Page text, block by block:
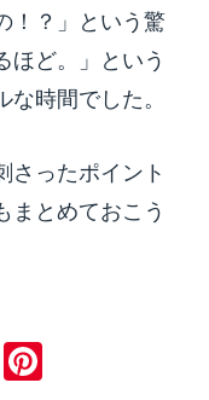
！？」という驚
ほど。」という
時間でした。
さったポイント
まとめておこう
ト 「2020年のエ
In